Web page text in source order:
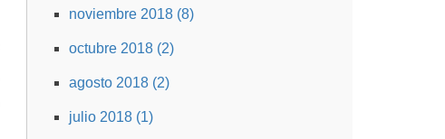
noviembre 2018 (8)
octubre 2018 (2)
agosto 2018 (2)
julio 2018 (1)